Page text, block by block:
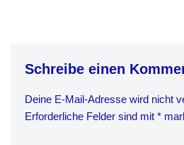
Schreibe einen
Deine E-Mail-Adresse wird nicht
Erforderliche Felder sind mit *